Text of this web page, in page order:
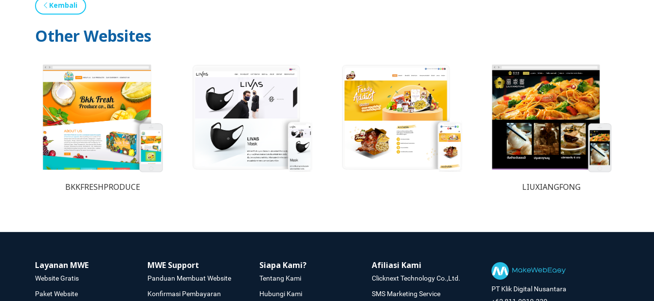
Kembali
Other Websites
BKKFRESHPRODUCE LIUXIANGFONG
Layanan MWE
Website Gratis
Paket Website
MWE Support
Panduan Membuat Website
Konfirmasi Pembayaran
Siapa Kami?
Tentang Kami
Hubungi Kami
Afiliasi Kami
Clicknext Technology Co.,Ltd.
SMS Marketing Service
PT Klik Digital Nusantara